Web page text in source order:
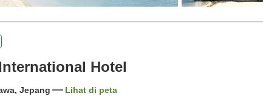
Hotel
Jepang Lihat di peta